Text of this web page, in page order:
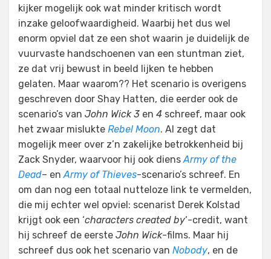
kijker mogelijk ook wat minder kritisch wordt
inzake geloofwaardigheid. Waarbij het dus wel
enorm opviel dat ze een shot waarin je duidelijk de
vuurvaste handschoenen van een stuntman ziet,
ze dat vrij bewust in beeld lijken te hebben
gelaten. Maar waarom?? Het scenario is overigens
geschreven door Shay Hatten, die eerder ook de
scenario’s van John Wick 3 en 4 schreef, maar ook
het zwaar mislukte Rebel Moon. Al zegt dat
mogelijk meer over z’n zakelijke betrokkenheid bij
Zack Snyder, waarvoor hij ook diensArmy of the
Dead– enArmy of Thieves-scenario’s schreef. En
om dan nog een totaal nutteloze link te vermelden,
die mij echter wel opviel: scenarist Derek Kolstad
krijgt ook een ‘characters created by‘-credit, want
hij schreef de eerste John Wick-films. Maar hij
schreef dus ook het scenario van Nobody, en de